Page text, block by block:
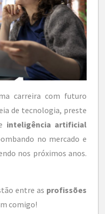
carreira com futuro
de tecnologia, preste
inteligência artificial
no mercado e
nos próximos anos.
entre as profissões
comigo!